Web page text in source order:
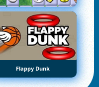
Flappy Dunk